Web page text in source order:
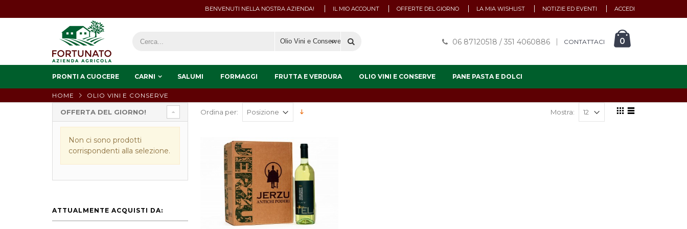
IL MIO ACCOUNT OFFERTE DEL GIORNO LA MIA WISHLIST NOTIZIE ED EVENTI ACCEDI
BENVENUTI NELLA NOSTRA AZIENDA!
06 87120518 / 351 4060886 CONTATTACI 0
PRONTI A CUOCERE CARNI SALUMI FORMAGGI FRUTTA E VERDURA OLIO VINI E CONSERVE PANE PASTA E DOLCI
HOME OLIO VINI E CONSERVE
Ordina per: Mostra:
OFFERTA DEL GIORNO!
Non ci sono prodotti
corrispondenti alla selezione.
ATTUALMENTE ACQUISTI DA: